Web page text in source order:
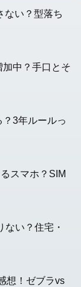
ない？型落ち
加中？手口とそ
3年ルールっ
スマホ？SIM
ない？住宅・
想！ゼブラvs